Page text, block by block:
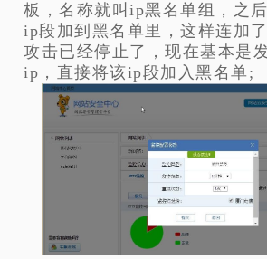
板，名称就叫ip黑名单组，之
ip段加到黑名单里，这样连加
攻击已经停止了，现在基本是
ip，直接将该ip段加入黑名单;